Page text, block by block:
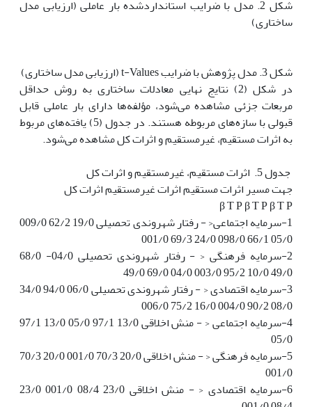
شکل 2. مدل با ضرایب استانداردشده بار عاملی (ارزیابی مدل
ساختاری)
شکل 3. مدل پژوهش با ضرایب t-Values (ارزیابی مدل ساختاری)
در شکل (2) نتایج نهایی معادلات ساختاری به روش حداقل
مربعات جزئی مشاهده می‌شود، مؤلفه‌ها دارای بار عاملی قابل
قبولی با سازه‌های مربوطه هستند. در جدول (5) یافته‌های مربوط
به اثرات مستقیم، غیرمستقیم و اثرات کل مشاهده می‌شود.
‏ جدول 5. اثرات مستقیم، غیرمستقیم و اثرات کل
جهت مسیر اثرات مستقیم اثرات غیرمستقیم اثرات کل
β T P β T P β T P
1-سرمایه اجتماعی< - رفتار شهروندی تحصیلی 19/0 62/2 009/0
05/0 66/1 098/0 24/0 69/3 001/0
2-سرمایه فرهنگی < - رفتار شهروندی تحصیلی 04/0- 68/0
49/0 10/0 95/2 003/0 04/0 69/0 49/0
3-سرمایه اقتصادی < - رفتار شهروندی تحصیلی 06/0 94/0 34/0
08/0 90/2 004/0 16/0 75/2 006/0
4-سرمایه اجتماعی < - منش اخلاقی 13/0 97/1 05/0 13/0 97/1
05/0
5-سرمایه فرهنگی < - منش اخلاقی 20/0 70/3 001/0 20/0 70/3
001/0
6-سرمایه اقتصادی < - منش اخلاقی 23/0 08/4 001/0 23/0